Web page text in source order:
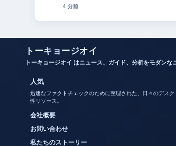
特に読みやすいです。
トーキョージオイ
迅速なファクトチェックのために整理された、日々のデスク